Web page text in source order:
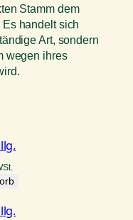
Stamm dem
handelt sich
Art, sondern
wegen ihres